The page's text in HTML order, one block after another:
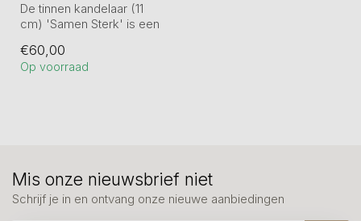
De tinnen kandelaar (11
cm) 'Samen Sterk' is een
verbondenh...
€60,00
Op voorraad
Mis onze nieuwsbrief niet
Schrijf je in en ontvang onze nieuwe aanbiedingen